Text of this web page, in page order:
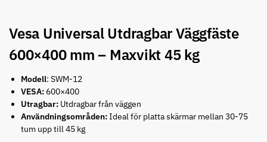
Vesa Universal Utdragbar Väggfäste
600×400 mm – Maxvikt 45 kg
Modell: SWM-12
VESA: 600×400
Utragbar: Utdragbar från väggen
Användningsområden:Ideal för platta skärmar mellan 30-75
tum upp till 45 kg